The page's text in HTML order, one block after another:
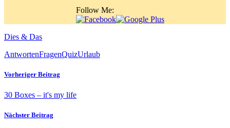
Follow Me:
Dies & Das
AntwortenFragenQuizUrlaub
Vorheriger Beitrag
30 Boxes – it's my life
Nächster Beitrag